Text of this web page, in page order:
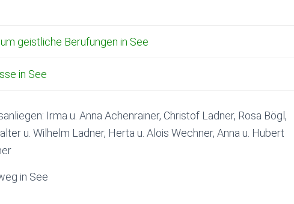
geistliche Berufungen in See
in See
Irma u. Anna Achenrainer, Christof Ladner, Rosa Bögl,
u. Wilhelm Ladner, Herta u. Alois Wechner, Anna u. Hubert
in See